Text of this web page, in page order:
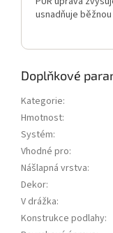
usnadňuje
Doplňkové
Kategorie:
Hmotnost:
Systém:
Vhodné pro:
Nášlapná vrstva:
Dekor:
V drážka:
Konstrukce podlahy: